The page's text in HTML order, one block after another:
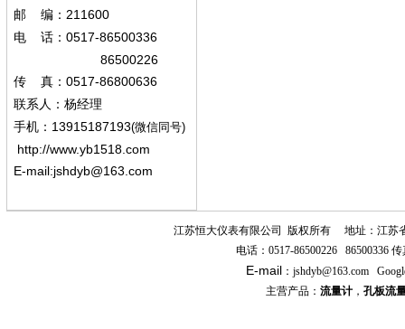
邮
编： 211600
电 话： 0517-86500336
86500226
传 真： 0517-86800636
联系人：杨经理
手机 ： 13915187193(微信同号)
http://www.yb1518.com
E-mail:jshdyb@163.com
江苏恒大仪表有限公司 版权所有
地址：江苏
电话： 0517-86500226 86500336 传
E-mail ： jshdyb@163.com
主营产品： 流量计， 孔板流